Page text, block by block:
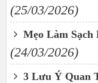
(25/03/2026)
Mẹo Làm
(24/03/2026)
3 Lưu Ý Quan